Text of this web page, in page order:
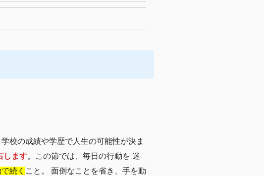
校の成績や学歴で人生の可能性が決ま
します。この節では、毎日の行動を 迷
続く こと。 面倒なことを省き、手を動